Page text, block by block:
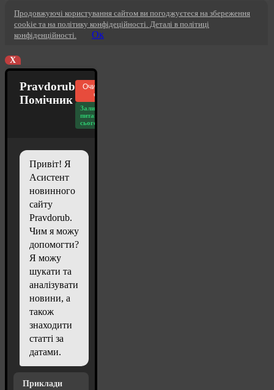
Продовжуючі користування сайтом ви погоджуєтеся на збереження
cookie та на політику конфідеційності. Деталі в політиці
конфіденційності.
Ок
X
Pravdorub
Помічник
Очистити
чат
Залишилось
питань
сьогодні: 20
Привіт! Я
Асистент
новинного
сайту
Pravdorub.
Чим я можу
допомогти?
Я можу
шукати та
аналізувати
новини, а
також
знаходити
статті за
датами.
Приклади